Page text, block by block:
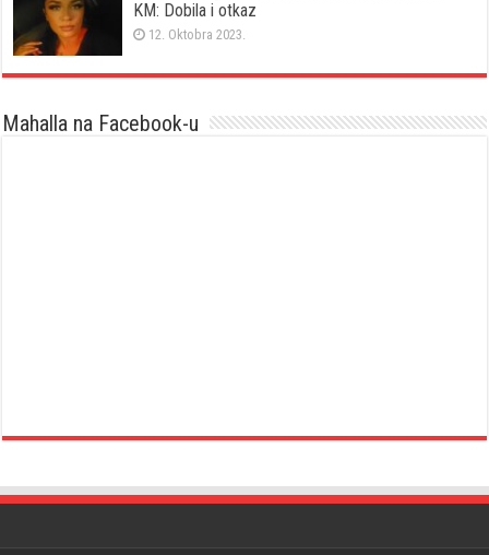
KM: Dobila i otkaz
12. Oktobra 2023.
Mahalla na Facebook-u